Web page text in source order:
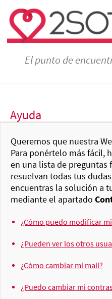
El punto de
Ayuda
Queremos que nuestra
Para ponértelo más fácil,
en una lista de preguntas
resuelvan todas tus
encuentras la solución a
mediante el apartado
¿Cómo puedo modificar
¿Pueden ver los otros
¿Cómo cambiar mi mail?
¿Puedo cambiar mi